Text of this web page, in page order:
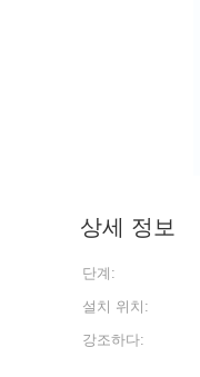
상세 정보
단계:
설치 위치:
강조하다: